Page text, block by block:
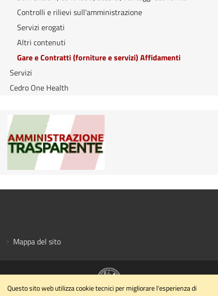
Controlli e rilievi sull'amministrazione
Servizi erogati
Altri contenuti
Gare e Contratti (forniture e servizi) Affidamenti
Servizi
Cedro One Health
Mappa del sito
Questo sito web utilizza cookie tecnici per migliorare l'esperienza di